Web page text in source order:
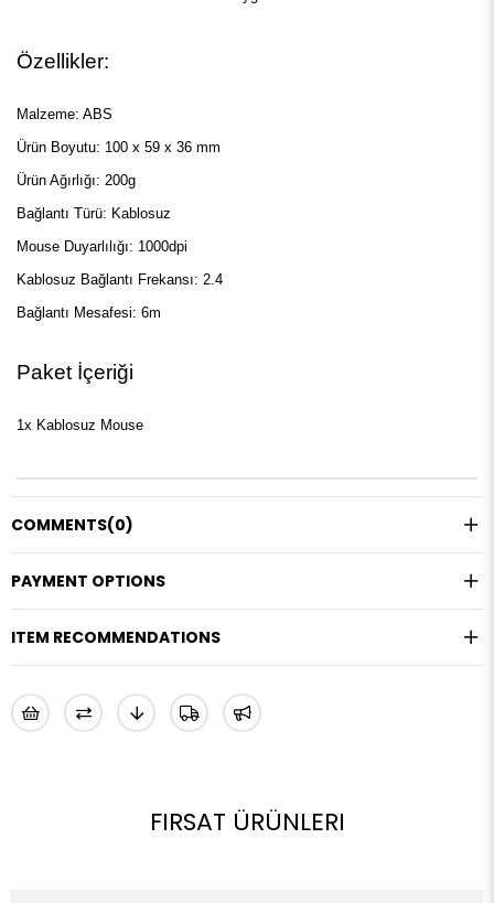
Özellikler:
Malzeme: ABS
Ürün Boyutu: 100 x 59 x 36 mm
Ürün Ağırlığı: 200g
Bağlantı Türü: Kablosuz
Mouse Duyarlılığı: 1000dpi
Kablosuz Bağlantı Frekansı: 2.4
Bağlantı Mesafesi: 6m
Paket İçeriği
1x Kablosuz Mouse
COMMENTS(0)
PAYMENT OPTIONS
ITEM RECOMMENDATIONS
FIRSAT ÜRÜNLERI